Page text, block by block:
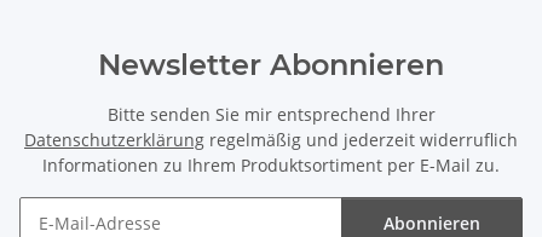
Newsletter Abonnieren
Bitte senden Sie mir entsprechend Ihrer
Datenschutzerklärung regelmäßig und jederzeit widerruflich
Informationen zu Ihrem Produktsortiment per E-Mail zu.
Abonnieren